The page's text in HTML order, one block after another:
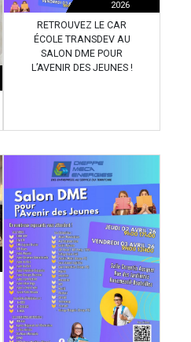
2026
RETROUVEZ LE CAR
ÉCOLE TRANSDEV AU
SALON DME POUR
L’AVENIR DES JEUNES !